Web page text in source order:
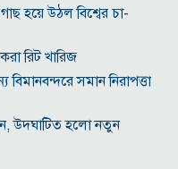
হয়ে উঠল বিশ্বের চা-
রিট খারিজ
সমান নিরাপত্তা
উদ্ঘাটিত হলো নতুন